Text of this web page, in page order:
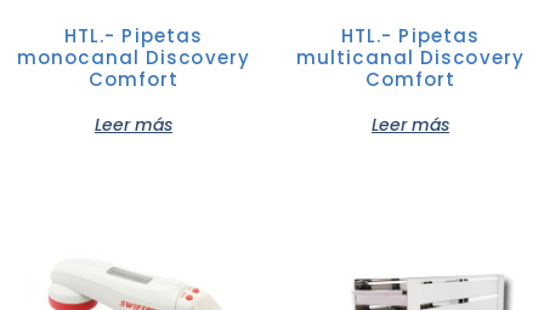
HTL.- Pipetas
monocanal Discovery
Comfort
Leer más
HTL.- Pipetas
multicanal Discovery
Comfort
Leer más